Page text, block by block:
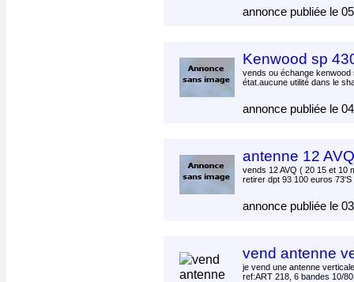
annonce publiée le
Kenwood sp
vends ou échange kenwood
état.aucune utilité dans le
annonce publiée le
antenne 12 AVQ
vends 12 AVQ ( 20 15 et 10
retirer dpt 93 100 euros
annonce publiée le
vend antenne
je vend une antenne
ref:ART 218, 6 bandes 10/